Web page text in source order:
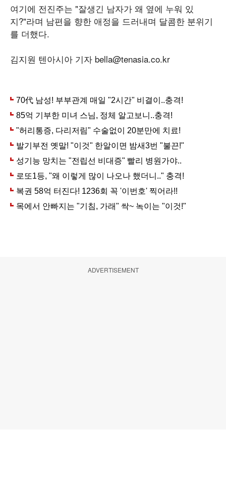
여기에 전진주는 "잘생긴 남자가 왜 옆에 누워 있
지?"라며 남편을 향한 애정을 드러내며 달콤한 분위기
를 더했다.
김지원 텐아시아 기자 bella@tenasia.co.kr
ADVERTISEMENT